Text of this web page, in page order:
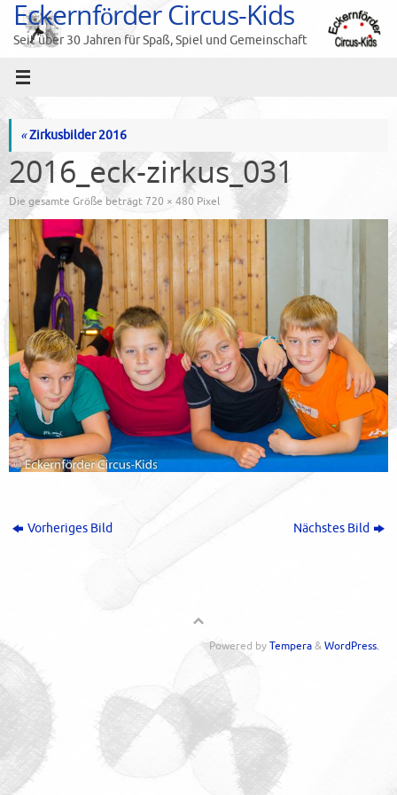
Zum
Inhalt
springen
Eckernförder Circus-Kids
Seit über 30 Jahren für Spaß, Spiel und Gemeinschaft
«Zirkusbilder 2016
2016_eck-zirkus_031
Die gesamte Größe beträgt720 × 480 Pixel
Vorheriges Bild Nächstes Bild
Powered byTempera&WordPress.